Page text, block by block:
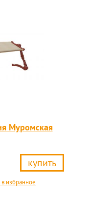
Муромская
купить